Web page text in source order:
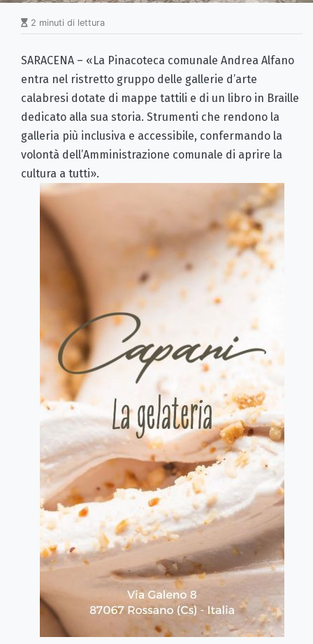
2 minuti di lettura
SARACENA – «La Pinacoteca comunale Andrea Alfano
entra nel ristretto gruppo delle gallerie d’arte
calabresi dotate di mappe tattili e di un libro in Braille
dedicato alla sua storia. Strumenti che rendono la
galleria più inclusiva e accessibile, confermando la
volontà dell’Amministrazione comunale di aprire la
cultura a tutti».